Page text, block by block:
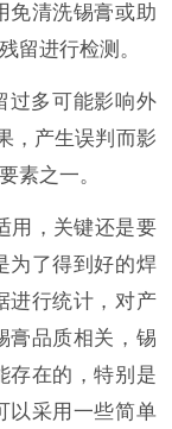
免清洗锡膏或助
留进行检测。
过多可能影响外
，产生误判而影
素之一。
用，关键还是要
为了得到好的焊
进行统计，对产
膏品质相关，锡
存在的，特别是
以采用一些简单